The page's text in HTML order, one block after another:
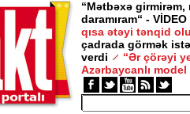
“Mətbəxə girmirəm,
daramıram“ - VİDEO
qısa ətəyi tənqid
çadrada görmək
verdi
“Ər çörəyi
Azərbaycanlı model